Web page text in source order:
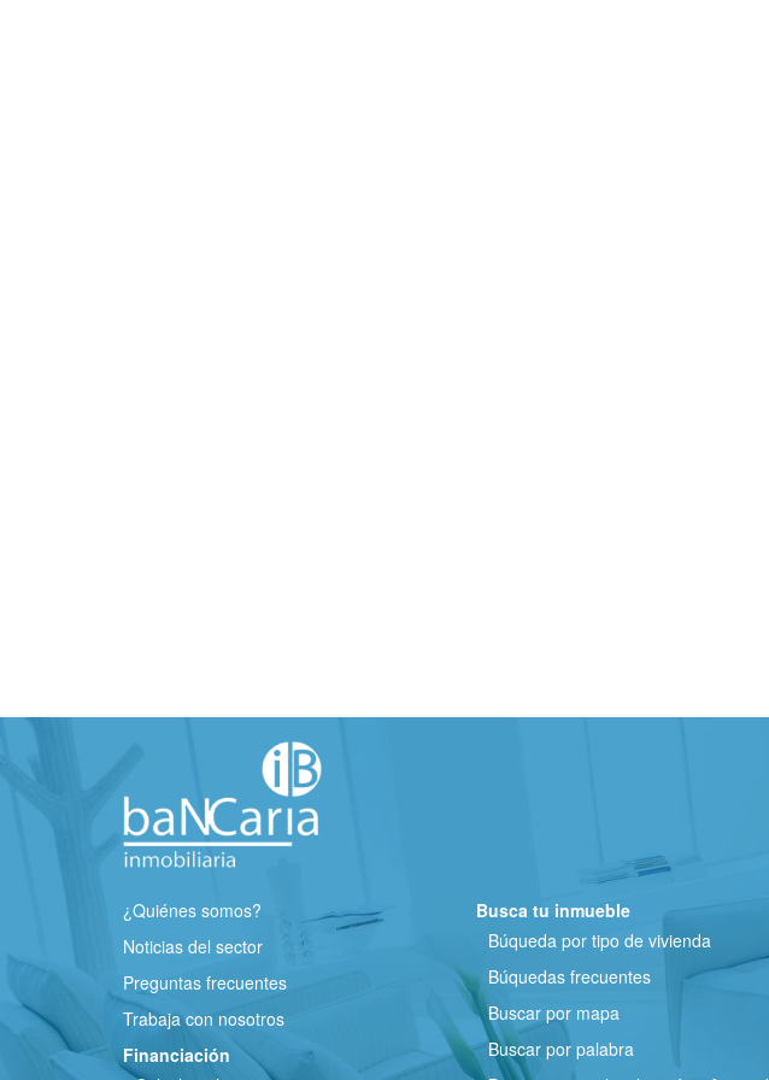
¿Quiénes somos?
Noticias del sector
Preguntas frecuentes
Trabaja con nosotros
Financiación
Busca tu inmueble
Búqueda por tipo de vivienda
Búquedas frecuentes
Buscar por mapa
Buscar por palabra